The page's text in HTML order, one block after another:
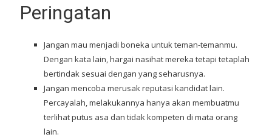
Peringatan
Jangan mau menjadi boneka untuk teman-temanmu.
Dengan kata lain, hargai nasihat mereka tetapi tetaplah
bertindak sesuai dengan yang seharusnya.
Jangan mencoba merusak reputasi kandidat lain.
Percayalah, melakukannya hanya akan membuatmu
terlihat putus asa dan tidak kompeten di mata orang
lain.